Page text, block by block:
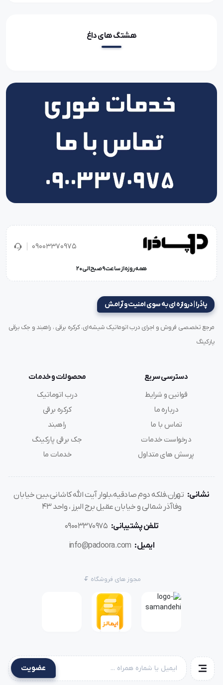
هشتگ های داغ
09003370975
همه روزه از ساعت 9 صبح الی 20
پادُرا | دروازه ای به سوی امنیت و آرامش
مرجع تخصصی فروش و اجرای درب اتوماتیک شیشه‌ای، کرکره برقی ، راهبند و جک برقی
پارکینگ
دسترسی سریع
قوانین و شرایط
درباره ما
تماس با ما
درخواست خدمات
پرسش های متداول
محصولات و خدمات
درب اتوماتیک
کرکره برقی
راهبند
جک برقی پارکینگ
خدمات ما
نشانی: تهران،فلکه دوم صادقیه،بلوار آیت الله کاشانی،بین خیابان
وفاآذر شمالی و خیابان عقیل برج البرز ، واحد 43
تلفن پشتیبانی: 09003370975
ایمیل: info@padoora.com
مجوز های فروشگاه
عضویت